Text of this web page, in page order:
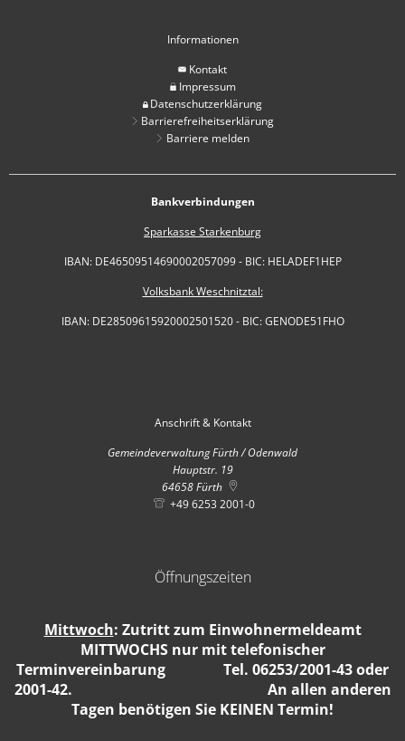
Informationen
Kontakt
Impressum
Datenschutzerklärung
Barrierefreiheitserklärung
Barriere melden
Bankverbindungen
Sparkasse Starkenburg
IBAN: DE46509514690002057099 - BIC: HELADEF1HEP
Volksbank Weschnitztal:
IBAN: DE28509615920002501520 - BIC: GENODE51FHO
Anschrift & Kontakt
Gemeindeverwaltung Fürth / Odenwald
Hauptstr. 19
64658 Fürth
+49 6253 2001-0
Öffnungszeiten
Mittwoch: Zutritt zum Einwohnermeldeamt
MITTWOCHS nur mit telefonischer
Terminvereinbarung Tel. 06253/2001-43 oder
2001-42. An allen anderen
Tagen benötigen Sie KEINEN Termin!